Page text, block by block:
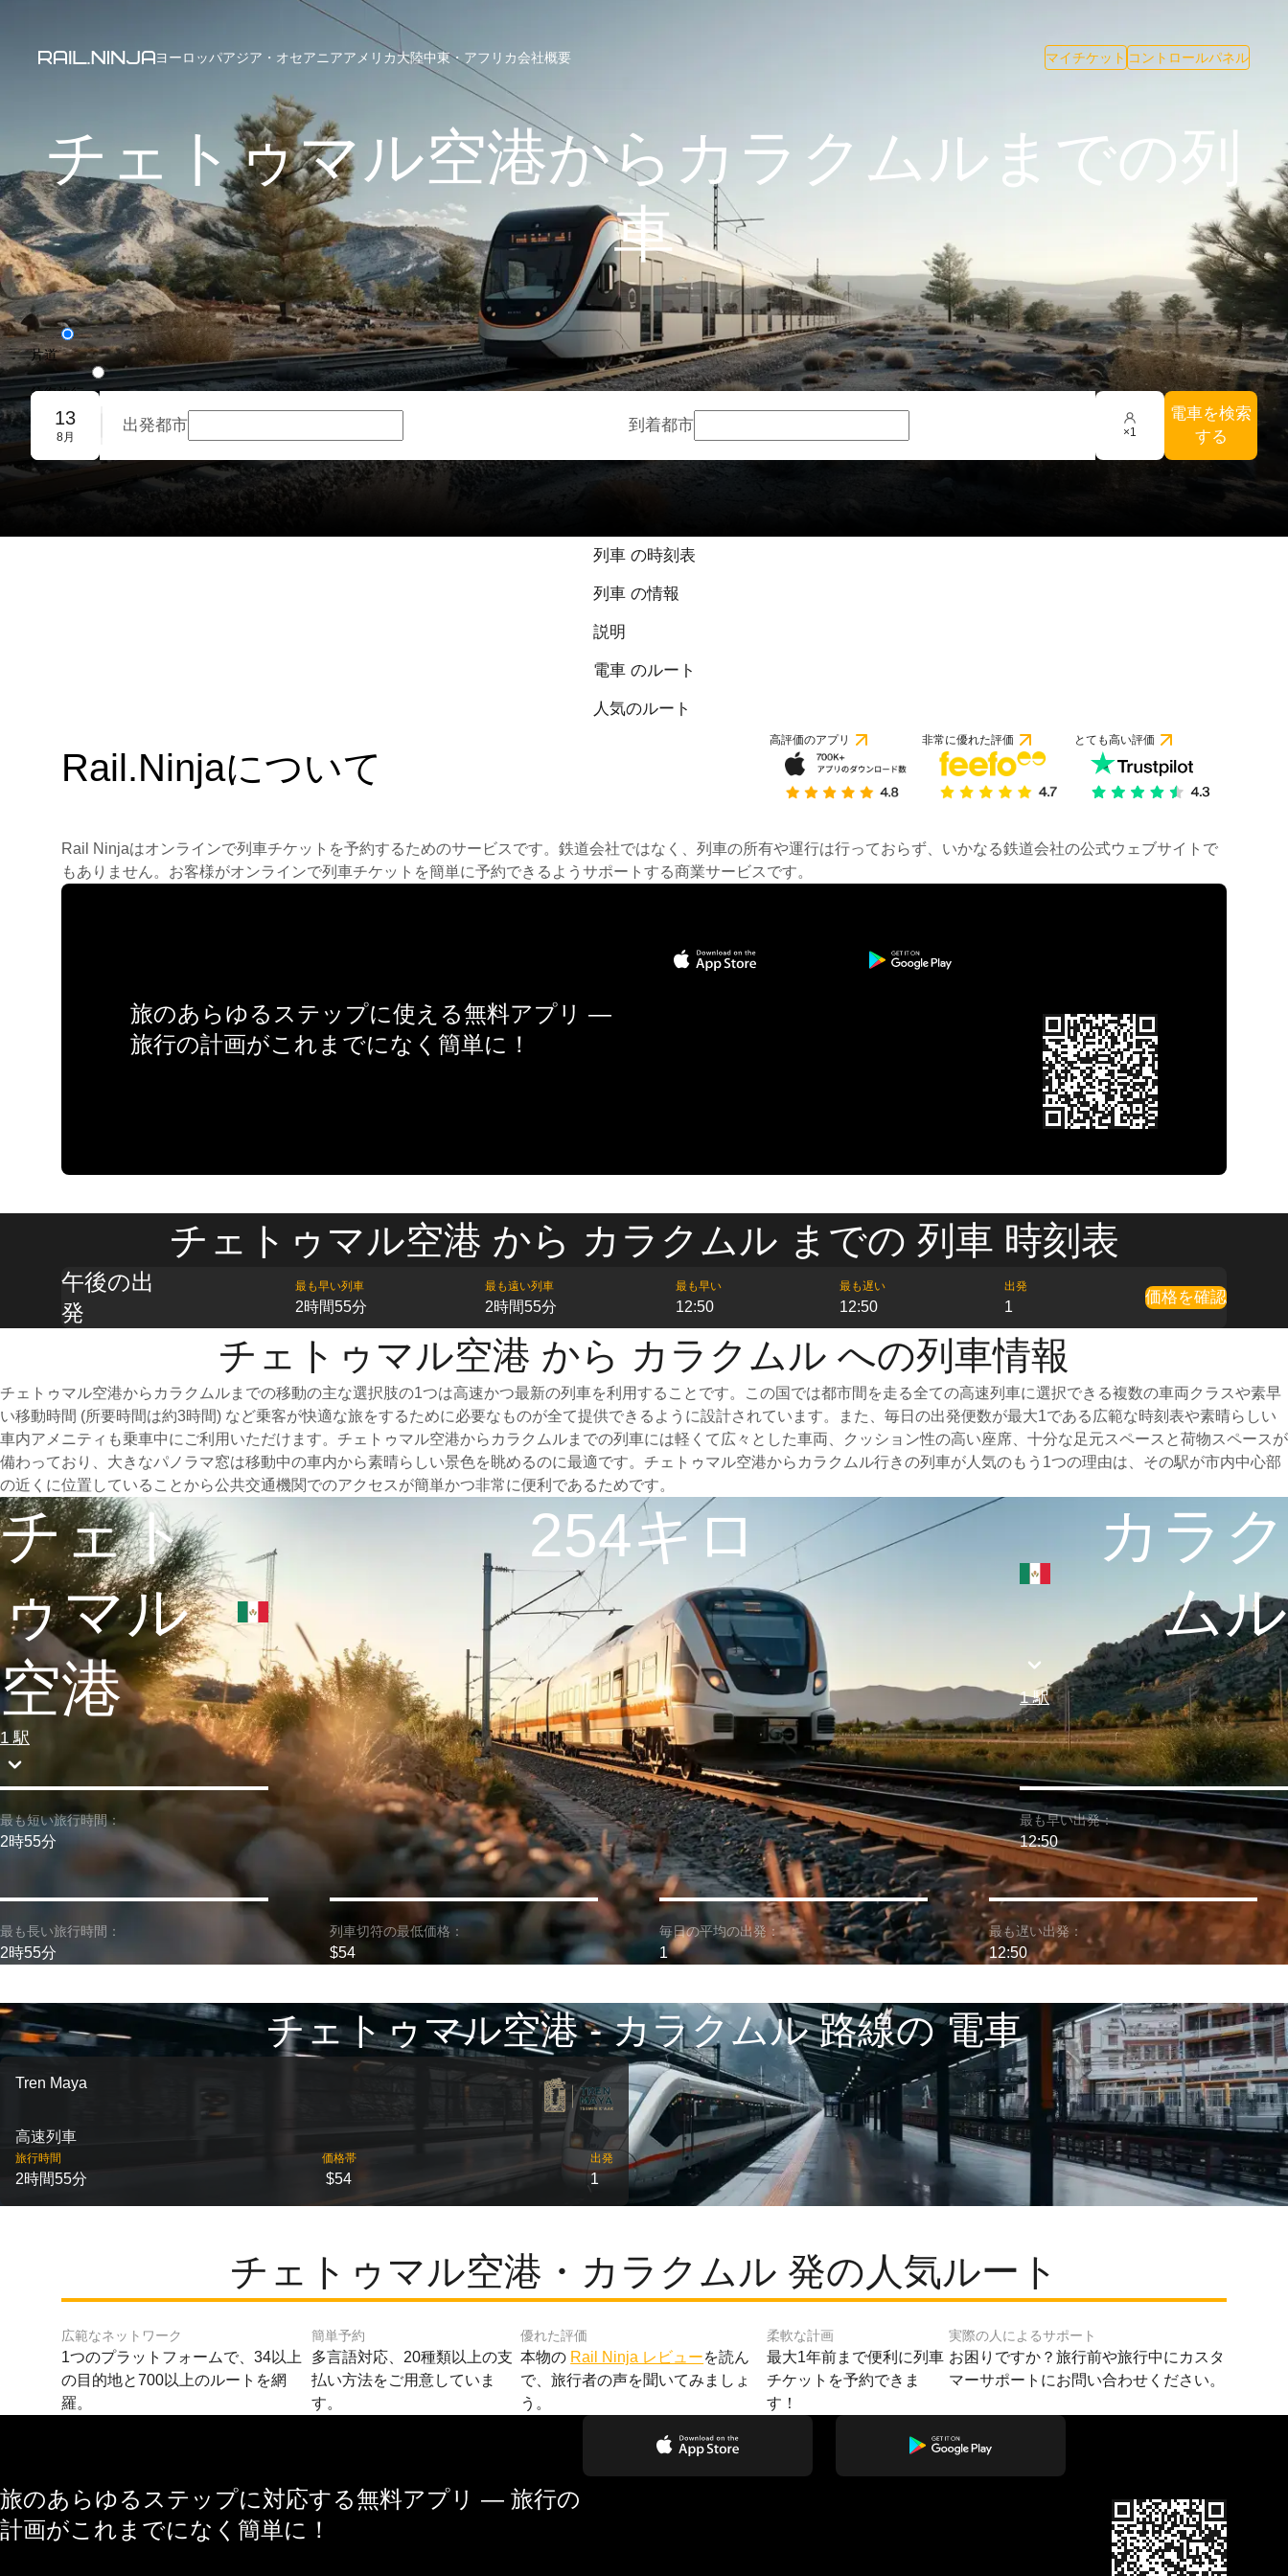
ヨーロッパアジア・オセアニアアメリカ大陸中東・アフリカ会社概要 マイチケット コントロールパネル
チェトゥマル空港からカラクムルまでの列
車
片道
往復旅行
団体予約
13
8月
出発都市 到着都市 ×1
電車を検索
する
列車 の時刻表
列車 の情報
説明
電車 のルート
人気のルート
Rail.Ninjaについて
高評価のアプリ 非常に優れた評価 とても高い評価
Rail Ninjaはオンラインで列車チケットを予約するためのサービスです。鉄道会社ではなく、列車の所有や運行は行っておらず、いかなる鉄道会社の公式ウェブサイトで
もありません。お客様がオンラインで列車チケットを簡単に予約できるようサポートする商業サービスです。
旅のあらゆるステップに使える無料アプリ —
旅行の計画がこれまでになく簡単に！
チェトゥマル空港 から カラクムル までの 列車 時刻表
午後の出
発
最も早い列車
2時間55分
最も遠い列車
2時間55分
最も早い
12:50
最も遅い
12:50
出発
1
価格を確認
チェトゥマル空港 から カラクムル への列車情報
チェトゥマル空港からカラクムルまでの移動の主な選択肢の1つは高速かつ最新の列車を利用することです。この国では都市間を走る全ての高速列車に選択できる複数の車両クラスや素早
い移動時間 (所要時間は約3時間) など乗客が快適な旅をするために必要なものが全て提供できるように設計されています。また、毎日の出発便数が最大1である広範な時刻表や素晴らしい
車内アメニティも乗車中にご利用いただけます。チェトゥマル空港からカラクムルまでの列車には軽くて広々とした車両、クッション性の高い座席、十分な足元スペースと荷物スペースが
備わっており、大きなパノラマ窓は移動中の車内から素晴らしい景色を眺めるのに最適です。チェトゥマル空港からカラクムル行きの列車が人気のもう1つの理由は、その駅が市内中心部
の近くに位置していることから公共交通機関でのアクセスが簡単かつ非常に便利であるためです。
チェト
ゥマル
空港
1 駅
254キロ
カラク
ムル
1 駅
最も短い旅行時間：
2時55分
最も早い出発：
12:50
最も長い旅行時間：
2時55分
列車切符の最低価格：
$54
毎日の平均の出発：
1
最も遅い出発：
12:50
チェトゥマル空港 - カラクムル 路線の 電車
Tren Maya
高速列車
旅行時間
2時間55分
価格帯
$54
出発
1
チェトゥマル空港・カラクムル 発の人気ルート
広範なネットワーク
1つのプラットフォームで、34以上
の目的地と700以上のルートを網
羅。
簡単予約
多言語対応、20種類以上の支
払い方法をご用意していま
す。
優れた評価
本物の Rail Ninja レビューを読ん
で、旅行者の声を聞いてみましょ
う。
柔軟な計画
最大1年前まで便利に列車
チケットを予約できま
す！
実際の人によるサポート
お困りですか？旅行前や旅行中にカスタ
マーサポートにお問い合わせください。
旅のあらゆるステップに対応する無料アプリ — 旅行の
計画がこれまでになく簡単に！